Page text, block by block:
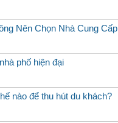
Nên Chọn Nhà Cung
phố hiện đại
nào để thu hút du khách?